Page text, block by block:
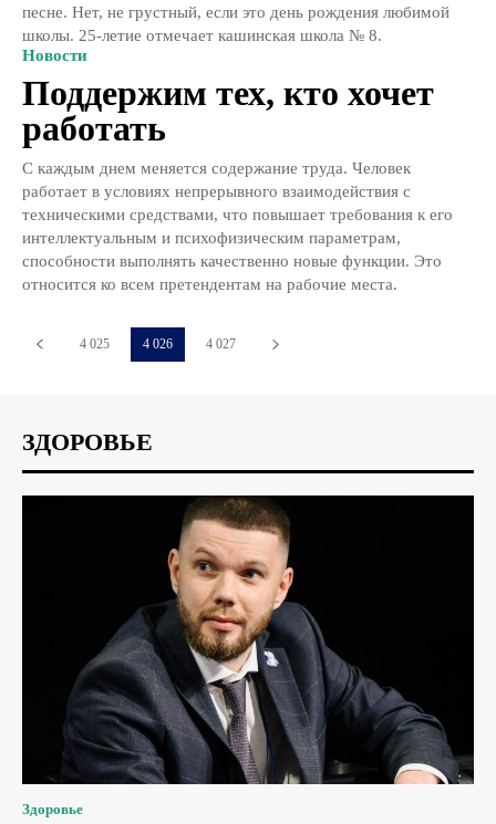
песне. Нет, не грустный, если это день рождения любимой
школы. 25-летие отмечает кашинская школа № 8.
Новости
Поддержим тех, кто хочет
работать
С каждым днем меняется содержание труда. Человек
работает в условиях непрерывного взаимодействия с
техническими средствами, что повышает требования к его
интеллектуальным и психофизическим параметрам,
способности выполнять качественно новые функции. Это
относится ко всем претендентам на рабочие места.
4 025 4 026 4 027
ЗДОРОВЬЕ
Здоровье